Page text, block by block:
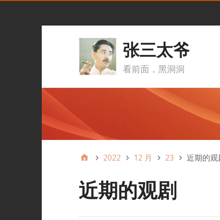
张三太爷
看前面，黑洞洞
2022 12 月 23 近期的观
近期的观剧